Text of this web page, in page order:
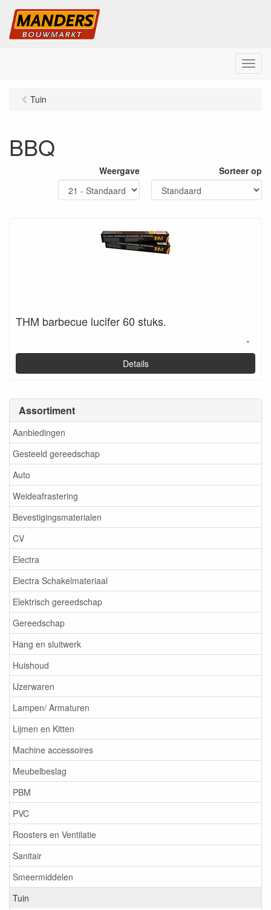
M
e
Assortiment
Aanbiedingen
Gesteeld gereedschap
Auto
Weideafrastering
Bevestigingsmaterialen
CV
Electra
Electra Schakelmateriaal
Elektrisch gereedschap
Gereedschap
Hang en sluitwerk
Huishoud
IJzerwaren
Lampen/ Armaturen
Lijmen en Kitten
Machine accessoires
Meubelbeslag
PBM
PVC
Roosters en Ventilatie
Sanitair
Smeermiddelen
Tuin
Tuin
BBQ
Weergave Sorteer op
THM barbecue lucifer 60 stuks.
-
Details